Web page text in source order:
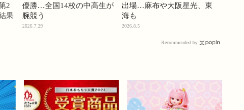
2
果
優勝…全国14校の中高生が
腕競う
2026.7.29
出場…麻布や大阪星光、東
海も
2026.8.5
Recommended by